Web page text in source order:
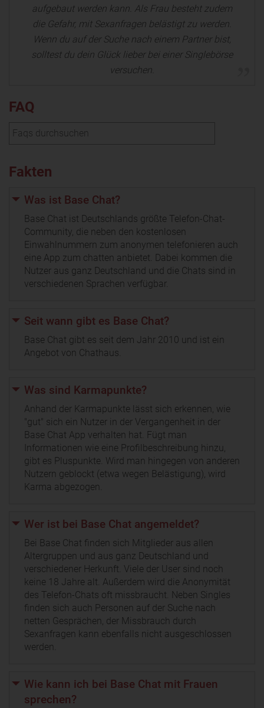
aufgebaut werden kann. Als Frau besteht zudem
die Gefahr, mit Sexanfragen belästigt zu werden.
Wenn du auf der Suche nach einem Partner bist,
solltest du dein Glück lieber bei einer Singlebörse
versuchen.
FAQ
Fakten
Was ist Base Chat?
Base Chat ist Deutschlands größte Telefon-Chat-
Community, die neben den kostenlosen
Einwahlnummern zum anonymen telefonieren auch
eine App zum chatten anbietet. Dabei kommen die
Nutzer aus ganz Deutschland und die Chats sind in
verschiedenen Sprachen verfügbar.
Seit wann gibt es Base Chat?
Base Chat gibt es seit dem Jahr 2010 und ist ein
Angebot von Chathaus.
Was sind Karmapunkte?
Anhand der Karmapunkte lässt sich erkennen, wie
"gut" sich ein Nutzer in der Vergangenheit in der
Base Chat App verhalten hat. Fügt man
Informationen wie eine Profilbeschreibung hinzu,
gibt es Pluspunkte. Wird man hingegen von anderen
Nutzern geblockt (etwa wegen Belästigung), wird
Karma abgezogen.
Wer ist bei Base Chat angemeldet?
Bei Base Chat finden sich Mitglieder aus allen
Altergruppen und aus ganz Deutschland und
verschiedener Herkunft. Viele der User sind noch
keine 18 Jahre alt. Außerdem wird die Anonymität
des Telefon-Chats oft missbraucht. Neben Singles
finden sich auch Personen auf der Suche nach
netten Gesprächen, der Missbrauch durch
Sexanfragen kann ebenfalls nicht ausgeschlossen
werden.
Wie kann ich bei Base Chat mit Frauen
sprechen?